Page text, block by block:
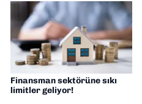
Finansman sektörüne sıkı
limitler geliyor!